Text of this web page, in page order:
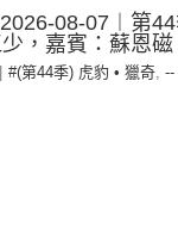
2026-08-07︱第
，嘉賓：蘇恩磁
#(第44季) 虎豹 • 獵奇, --